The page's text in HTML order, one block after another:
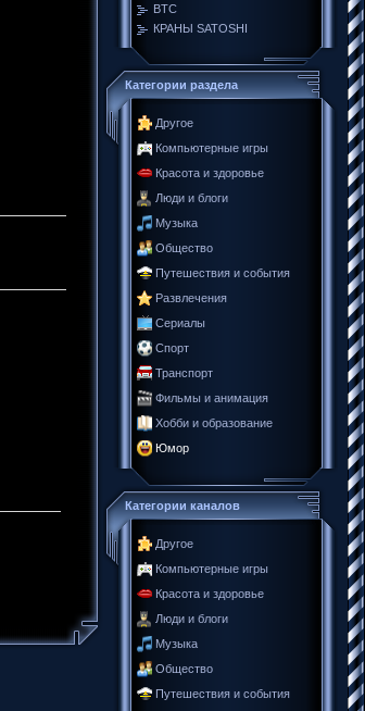
BTC
КРАНЫ SATOSHI
Категории раздела
Другое
Компьютерные игры
Красота и здоровье
Люди и блоги
Музыка
Общество
Путешествия и события
Развлечения
Сериалы
Спорт
Транспорт
Фильмы и анимация
Хобби и образование
Юмор
Категории каналов
Другое
Компьютерные игры
Красота и здоровье
Люди и блоги
Музыка
Общество
Путешествия и события